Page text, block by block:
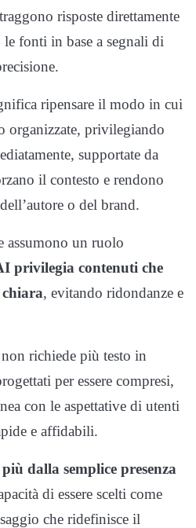
risposte direttamente
fonti in base a segnali di
ripensare il modo in cui
organizzate, privilegiando
supportate da
il contesto e rendono
o del brand.
assumono un ruolo
privilegia contenuti che
, evitando ridondanze e
richiede più testo in
per essere compresi,
con le aspettative di utenti
e affidabili.
dalla semplice presenza
di essere scelti come
che ridefinisce il